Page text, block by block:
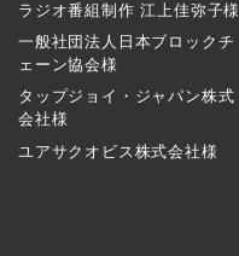
ラジオ番組制作 江上佳弥子様
一般社団法人日本ブロックチ
ェーン協会様
タップジョイ・ジャパン株式
会社様
ユアサクオビス株式会社様